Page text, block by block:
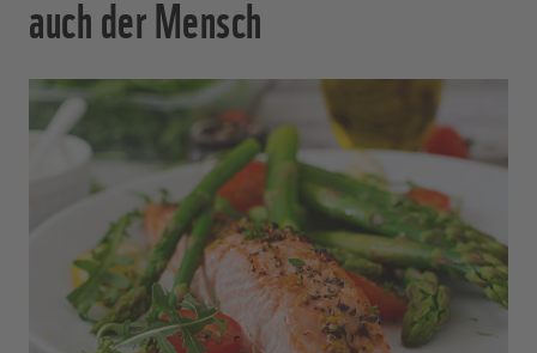
auch der Mensch